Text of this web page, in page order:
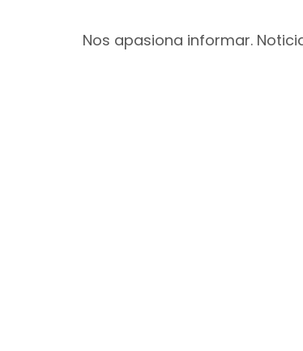
Nos apasiona informar.